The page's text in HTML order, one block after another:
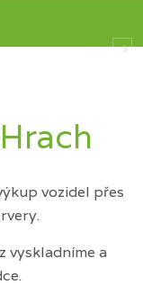
vozidel přes
vyskladníme a